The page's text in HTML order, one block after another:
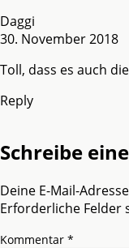
Daggi
30. November 2018
Toll, dass es auch
Reply
Schreibe
Deine E-Mail-
Erforderliche Felder
Kommentar *